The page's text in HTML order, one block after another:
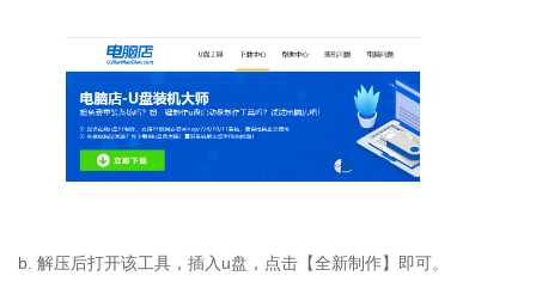
b. 解压后打开该工具，插入 u盘，点击【全新制作】即可。